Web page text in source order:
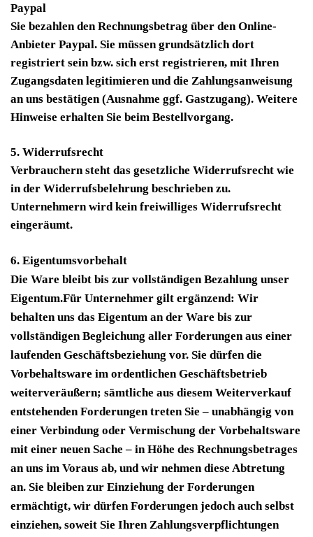
Paypal
Sie bezahlen den Rechnungsbetrag über den Online-
Anbieter Paypal. Sie müssen grundsätzlich dort
registriert sein bzw. sich erst registrieren, mit Ihren
Zugangsdaten legitimieren und die Zahlungsanweisung
an uns bestätigen (Ausnahme ggf. Gastzugang). Weitere
Hinweise erhalten Sie beim Bestellvorgang.
5. Widerrufsrecht
Verbrauchern steht das gesetzliche Widerrufsrecht wie
in der Widerrufsbelehrung beschrieben zu.
Unternehmern wird kein freiwilliges Widerrufsrecht
eingeräumt.
6. Eigentumsvorbehalt
Die Ware bleibt bis zur vollständigen Bezahlung unser
Eigentum.Für Unternehmer gilt ergänzend: Wir
behalten uns das Eigentum an der Ware bis zur
vollständigen Begleichung aller Forderungen aus einer
laufenden Geschäftsbeziehung vor. Sie dürfen die
Vorbehaltsware im ordentlichen Geschäftsbetrieb
weiterveräußern; sämtliche aus diesem Weiterverkauf
entstehenden Forderungen treten Sie – unabhängig von
einer Verbindung oder Vermischung der Vorbehaltsware
mit einer neuen Sache – in Höhe des Rechnungsbetrages
an uns im Voraus ab, und wir nehmen diese Abtretung
an. Sie bleiben zur Einziehung der Forderungen
ermächtigt, wir dürfen Forderungen jedoch auch selbst
einziehen, soweit Sie Ihren Zahlungsverpflichtungen